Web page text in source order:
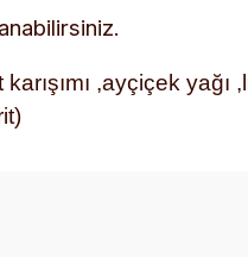
,ayçiçek yağı